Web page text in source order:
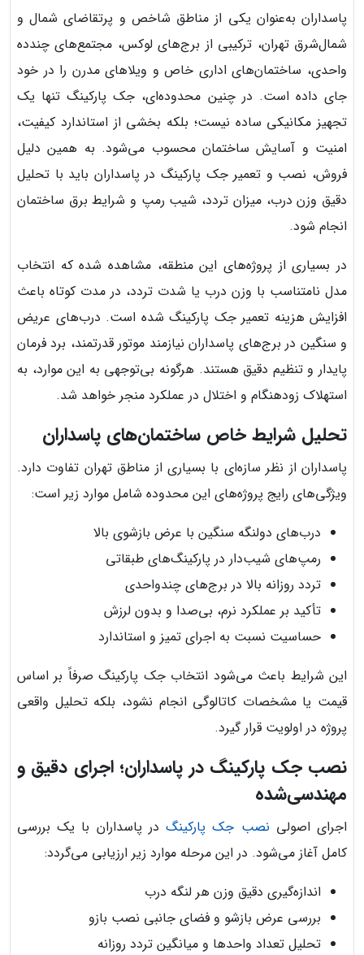
پاسداران به‌عنوان یکی از مناطق شاخص و پرتقاضای شمال و
شمال‌شرق تهران، ترکیبی از برج‌های لوکس، مجتمع‌های چندده
واحدی، ساختمان‌های اداری خاص و ویلاهای مدرن را در خود
جای داده است. در چنین محدوده‌ای، جک پارکینگ تنها یک
تجهیز مکانیکی ساده نیست؛ بلکه بخشی از استاندارد کیفیت،
امنیت و آسایش ساختمان محسوب می‌شود. به همین دلیل
فروش، نصب و تعمیر جک پارکینگ در پاسداران باید با تحلیل
دقیق وزن درب، میزان تردد، شیب رمپ و شرایط برق ساختمان
انجام شود.
در بسیاری از پروژه‌های این منطقه، مشاهده شده که انتخاب
مدل نامتناسب با وزن درب یا شدت تردد، در مدت کوتاه باعث
افزایش هزینه تعمیر جک پارکینگ شده است. درب‌های عریض
و سنگین در برج‌های پاسداران نیازمند موتور قدرتمند، برد فرمان
پایدار و تنظیم دقیق هستند. هرگونه بی‌توجهی به این موارد، به
استهلاک زودهنگام و اختلال در عملکرد منجر خواهد شد.
تحلیل شرایط خاص ساختمان‌های پاسداران
پاسداران از نظر سازه‌ای با بسیاری از مناطق تهران تفاوت دارد.
ویژگی‌های رایج پروژه‌های این محدوده شامل موارد زیر است:
درب‌های دولنگه سنگین با عرض بازشوی بالا
رمپ‌های شیب‌دار در پارکینگ‌های طبقاتی
تردد روزانه بالا در برج‌های چندواحدی
تأکید بر عملکرد نرم، بی‌صدا و بدون لرزش
حساسیت نسبت به اجرای تمیز و استاندارد
این شرایط باعث می‌شود انتخاب جک پارکینگ صرفاً بر اساس
قیمت یا مشخصات کاتالوگی انجام نشود، بلکه تحلیل واقعی
پروژه در اولویت قرار گیرد.
نصب جک پارکینگ در پاسداران؛ اجرای دقیق و
مهندسی‌شده
اجرای اصولی نصب جک پارکینگدر پاسداران با یک بررسی
کامل آغاز می‌شود. در این مرحله موارد زیر ارزیابی می‌گردد:
اندازه‌گیری دقیق وزن هر لنگه درب
بررسی عرض بازشو و فضای جانبی نصب بازو
تحلیل تعداد واحدها و میانگین تردد روزانه